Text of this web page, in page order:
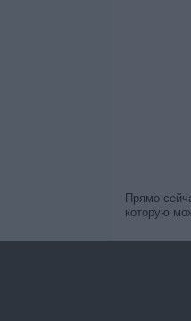
Прямо
которую